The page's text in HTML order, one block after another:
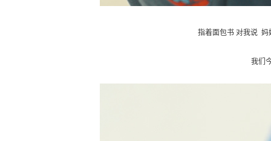
指着面包书 对我说
我们